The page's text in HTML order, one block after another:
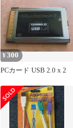
¥300
PCカード USB 2.0 x 2